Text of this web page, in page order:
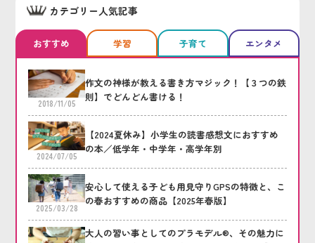
カテゴリー人気記事
おすすめ 学習 子育て エンタメ
2018/11/05
作文の神様が教える書き方マジック！【３つの鉄
則】でどんどん書ける！
2024/07/05
【2024夏休み】小学生の読書感想文におすすめ
の本／低学年・中学年・高学年別
2025/03/28
安心して使える子ども用見守りGPSの特徴と、こ
の春おすすめの商品【2025年春版】
大人の習い事としてのプラモデル®、その魅力に